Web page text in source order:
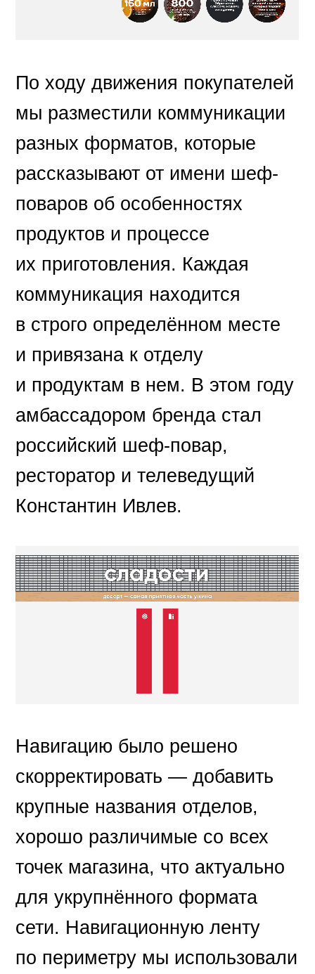
По ходу движения покупателей
мы разместили коммуникации
разных форматов, которые
рассказывают от имени шеф-
поваров об особенностях
продуктов и процессе
их приготовления. Каждая
коммуникация находится
в строго определённом месте
и привязана к отделу
и продуктам в нем. В этом году
амбассадором бренда стал
российский шеф-повар,
ресторатор и телеведущий
Константин Ивлев.
Навигацию было решено
скорректировать — добавить
крупные названия отделов,
хорошо различимые со всех
точек магазина, что актуально
для укрупнённого формата
сети. Навигационную ленту
по периметру мы использовали